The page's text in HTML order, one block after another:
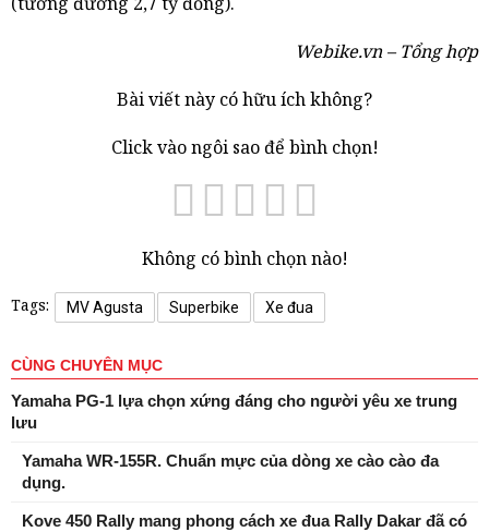
Webike.vn – Tổng hợp
Bài viết này có hữu ích không?
Click vào ngôi sao để bình chọn!
Không có bình chọn nào!
Tags: MV Agusta Superbike Xe đua
CÙNG CHUYÊN MỤC
Yamaha PG-1 lựa chọn xứng đáng cho người yêu xe trung
lưu
Yamaha WR-155R. Chuẩn mực của dòng xe cào cào đa
dụng.
Kove 450 Rally mang phong cách xe đua Rally Dakar đã có